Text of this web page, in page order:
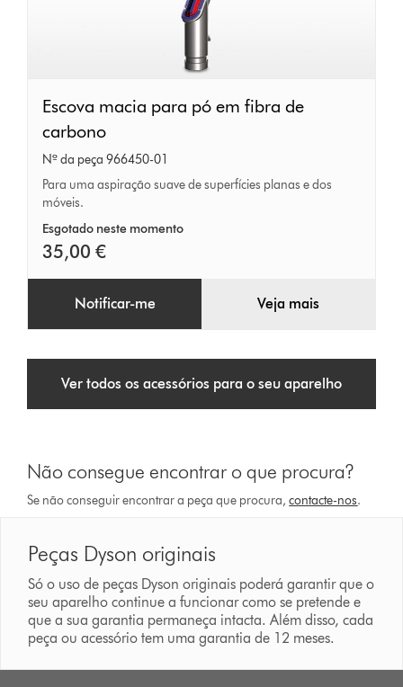
Escova
macia
para
pó
em
fibra
de
carbono
Escova macia para pó em fibra de
carbono
Nº da peça 966450-01
Para uma aspiração suave de superfícies planas e dos
móveis.
Esgotado neste momento
35,00 €
Notificar-me Veja mais
Ver todos os acessórios para o seu aparelho
Não consegue encontrar o que procura?
Se não conseguir encontrar a peça que procura,contacte-nos.
Peças Dyson originais
Só o uso de peças Dyson originais poderá garantir que o
seu aparelho continue a funcionar como se pretende e
que a sua garantia permaneça intacta. Além disso, cada
peça ou acessório tem uma garantia de 12 meses.